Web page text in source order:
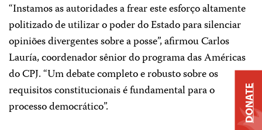
“Instamos as autoridades a frear este esforço altamente
politizado de utilizar o poder do Estado para silenciar
opiniões divergentes sobre a posse”, afirmou Carlos
Lauría, coordenador sênior do programa das Américas
do CPJ. “Um debate completo e robusto sobre os
requisitos constitucionais é fundamental para o
processo democrático”.
DONATE